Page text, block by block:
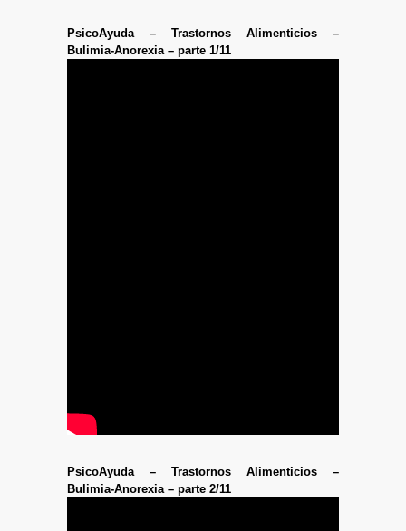
PsicoAyuda – Trastornos Alimenticios –
Bulimia-Anorexia – parte 1/11
PsicoAyuda – Trastornos Alimenticios –
Bulimia-Anorexia – parte 2/11